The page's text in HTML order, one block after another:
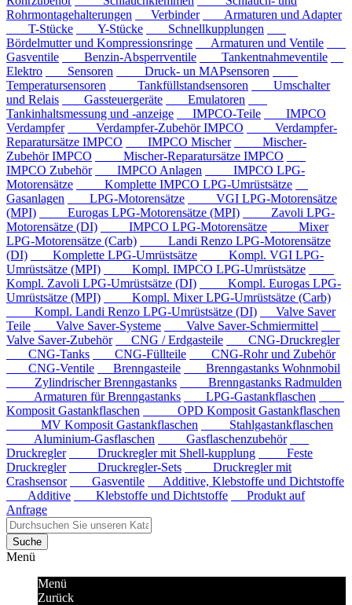
Rohrmontagehalterungen
Verbinder
Armaturen und Adapter
T-Stücke
Y-Stücke
Schnellkupplungen
Bördelmutter und Kompressionsringe
Armaturen und Ventile
Gasventile
Benzin-Absperrventile
Tankentnahmeventile
Elektro
Sensoren
Druck- un MAPsensoren
Temperatursensoren
Tankfüllstandsensoren
Umschalter
und Relais
Gassteuergeräte
Emulatoren
Tankinhaltsmessung und -anzeige
IMPCO-Teile
IMPCO
Verdampfer
Verdampfer-Zubehör IMPCO
Verdampfer-
Reparatursätze IMPCO
IMPCO Mischer
Mischer-
Zubehör IMPCO
Mischer-Reparatursätze IMPCO
IMPCO Zubehör
IMPCO Anlagen
IMPCO LPG-
Motorensätze
Komplette IMPCO LPG-Umrüstsätze
Gasanlagen
LPG-Motorensätze
VGI LPG-Motorensätze
(MPI)
Eurogas LPG-Motorensätze (MPI)
Zavoli LPG-
Motorensätze (DI)
IMPCO LPG-Motorensätze
Mixer
LPG-Motorensätze (Carb)
Landi Renzo LPG-Motorensätze
(DI)
Komplette LPG-Umrüstsätze
Kompl. VGI LPG-
Umrüstsätze (MPI)
Kompl. IMPCO LPG-Umrüstsätze
Kompl. Zavoli LPG-Umrüstsätze (DI)
Kompl. Eurogas LPG-
Umrüstsätze (MPI)
Kompl. Mixer LPG-Umrüstsätze (Carb)
Kompl. Landi Renzo LPG-Umrüstsätze (DI)
Valve Saver
Teile
Valve Saver-Systeme
Valve Saver-Schmiermittel
Valve Saver-Zubehör
CNG / Erdgasteile
CNG-Druckregler
CNG-Tanks
CNG-Füllteile
CNG-Rohr und Zubehör
CNG-Ventile
Brenngasteile
Brenngastanks Wohnmobil
Zylindrischer Brenngastanks
Brenngastanks Radmulden
Armaturen für Brenngastanks
LPG-Gastankflaschen
Komposit Gastankflaschen
OPD Komposit Gastankflaschen
MV Komposit Gastankflaschen
Stahlgastankflaschen
Aluminium-Gasflaschen
Gasflaschenzubehör
Druckregler
Druckregler mit Shell-kupplung
Feste
Druckregler
Druckregler-Sets
Druckregler mit
Crashsensor
Gasventile
Additive, Klebstoffe und Dichtstoffe
Additive
Klebstoffe und Dichtstoffe
Produkt auf
Anfrage
Suche
Menü
Menü
Zurück